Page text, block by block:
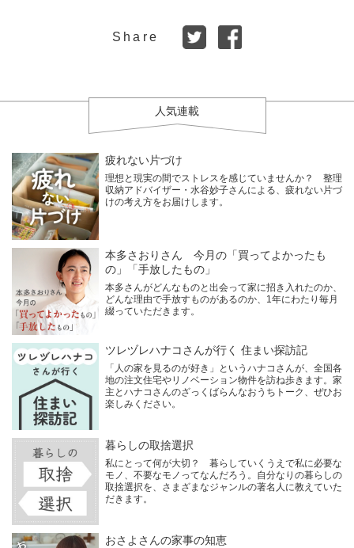
Share
人気連載
疲れない片づけ
理想と現実の間でストレスを感じていませんか？ 整理
収納アドバイザー・水谷妙子さんによる、疲れない片づ
けの考え方をお届けします。
本多さおりさん 今月の「買ってよかったも
の」「手放したもの」
本多さんがどんなものと出会って家に招き入れたのか、
どんな理由で手放すものがあるのか、1年にわたり毎月
綴っていただきます。
ツレヅレハナコさんが行く 住まい探訪記
「人の家を見るのが好き」というハナコさんが、全国各
地の注文住宅やリノベーション物件を訪ね歩きます。家
主とハナコさんのざっくばらんなおうちトーク、ぜひお
楽しみください。
暮らしの取捨選択
私にとって何が大切？ 暮らしていくうえで私に必要な
モノ、不要なモノってなんだろう。自分なりの暮らしの
取捨選択を、さまざまなジャンルの著名人に教えていた
だきます。
おさよさんの家事の知恵